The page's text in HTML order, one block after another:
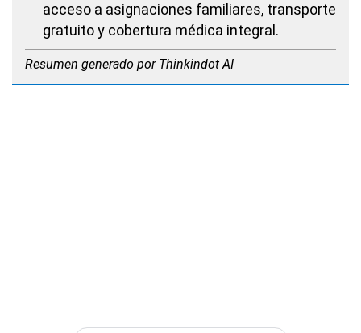
acceso a asignaciones familiares, transporte
gratuito y cobertura médica integral.
Resumen generado por Thinkindot AI